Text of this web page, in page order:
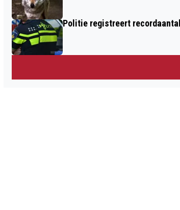
Politie registreert